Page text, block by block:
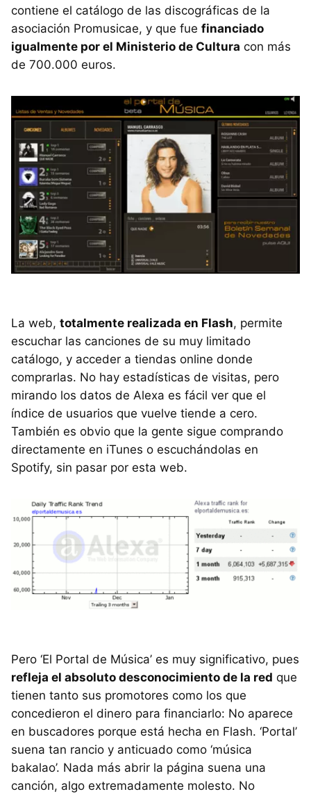
contiene el catálogo de las discográficas de la
asociación Promusicae, y que fue financiado
igualmente por el Ministerio de Cultura con más
de 700.000 euros.
La web, totalmente realizada en Flash, permite
escuchar las canciones de su muy limitado
catálogo, y acceder a tiendas online donde
comprarlas. No hay estadísticas de visitas, pero
mirando los datos de Alexa es fácil ver que el
índice de usuarios que vuelve tiende a cero.
También es obvio que la gente sigue comprando
directamente en iTunes o escuchándolas en
Spotify, sin pasar por esta web.
Pero ‘El Portal de Música’ es muy significativo, pues
refleja el absoluto desconocimiento de la red que
tienen tanto sus promotores como los que
concedieron el dinero para financiarlo: No aparece
en buscadores porque está hecha en Flash. ‘Portal’
suena tan rancio y anticuado como ‘música
bakalao’. Nada más abrir la página suena una
canción, algo extremadamente molesto. No